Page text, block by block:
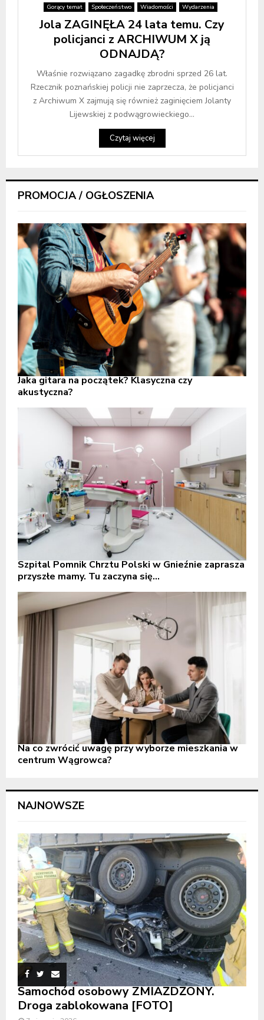
Gorący temat Społeczeństwo Wiadomości Wydarzenia
Jola ZAGINĘŁA 24 lata temu. Czy
policjanci z ARCHIWUM X ją
ODNAJDĄ?
Właśnie rozwiązano zagadkę zbrodni sprzed 26 lat.
Rzecznik poznańskiej policji nie zaprzecza, że policjanci
z Archiwum X zajmują się również zaginięciem Jolanty
Lijewskiej z podwągrowieckiego...
Czytaj więcej
PROMOCJA / OGŁOSZENIA
Jaka gitara na początek? Klasyczna czy
akustyczna?
Szpital Pomnik Chrztu Polski w Gnieźnie zaprasza
przyszłe mamy. Tu zaczyna się...
Na co zwrócić uwagę przy wyborze mieszkania w
centrum Wągrowca?
NAJNOWSZE
Samochód osobowy ZMIAŻDŻONY.
Droga zablokowana [FOTO]